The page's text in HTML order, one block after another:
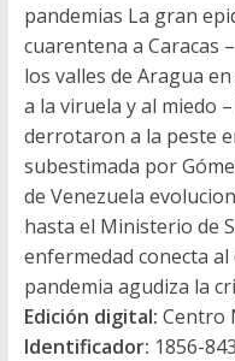
pandemias La gran
cuarentena a Caracas
los valles de Aragua
a la viruela y al miedo
derrotaron a la peste
subestimada por
de Venezuela
hasta el Ministerio de
enfermedad conecta
pandemia agudiza la
Edición digital: Centro
Identificador: 1856-